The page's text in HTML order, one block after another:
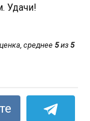
Удачи!
среднее 5из 5